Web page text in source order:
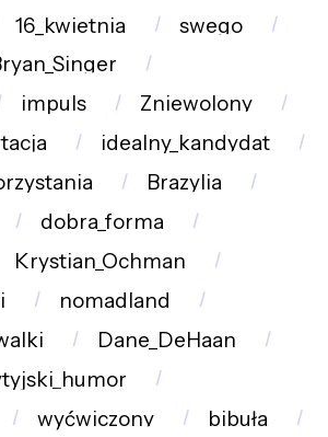
16_kwietnia
swego
impuls
Zniewolony
idealny_kandydat
Brazylia
dobra_forma
Krystian_Ochman
nomadland
Dane_DeHaan
wyćwiczony
bibuła